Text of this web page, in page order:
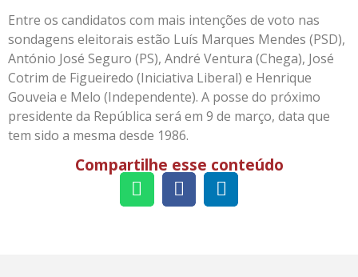
Entre os candidatos com mais intenções de voto nas
sondagens eleitorais estão Luís Marques Mendes (PSD),
António José Seguro (PS), André Ventura (Chega), José
Cotrim de Figueiredo (Iniciativa Liberal) e Henrique
Gouveia e Melo (Independente). A posse do próximo
presidente da República será em 9 de março, data que
tem sido a mesma desde 1986.
Compartilhe esse conteúdo